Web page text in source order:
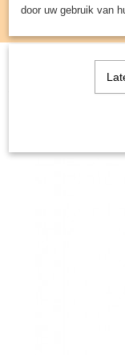
Inloggen
Miniature
door uw gebruik van